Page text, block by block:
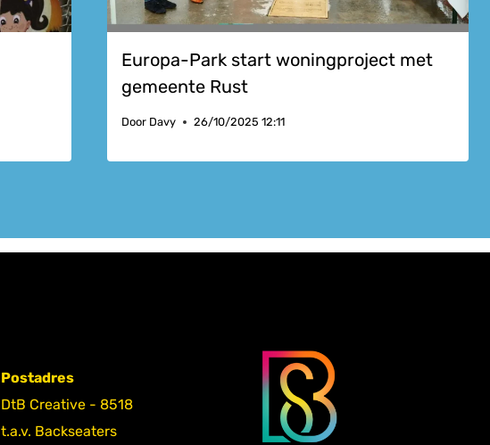
Europa-Park start woningproject met
gemeente Rust
Door Davy 26/10/2025 12:11
Postadres
DtB Creative - 8518
t.a.v. Backseaters